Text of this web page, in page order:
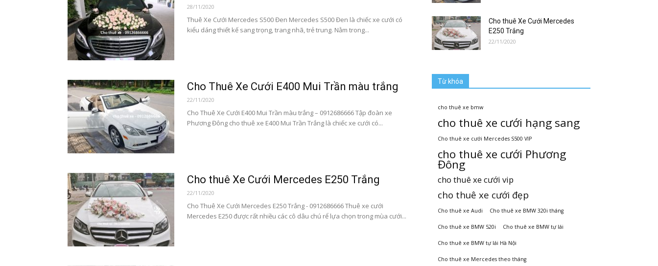
0912686666
28/11/2020
Thuê Xe Cưới Mercedes S500 Đen Mercedes S500 Đen là chiếc xe cưới có
kiểu dáng thiết kế sang trọng, trang nhã, trẻ trung. Nằm trong...
Cho Thuê Xe Cưới E400 Mui Trần màu trắng
22/11/2020
Cho Thuê Xe Cưới E400 Mui Trần màu trắng – 0912686666 Tập đoàn xe
Phương Đông cho thuê xe E400 Mui Trần Trắng là chiếc xe cưới có...
Cho thuê Xe Cưới Mercedes E250 Trắng
22/11/2020
Cho Thuê Xe Cưới Mercedes E250 Trắng - 0912686666 Thuê xe cưới
Mercedes E250 được rất nhiều các cô dâu chú rể lựa chọn trong mùa cưới...
Cho thuê Xe Cưới Mercedes
E250 Trắng
22/11/2020
Từ khóa
cho thuê xe bmw
cho thuê xe cưới hạng sang
Cho thuê xe cưới Mercedes S500 VIP
cho thuê xe cưới Phương
Đông
cho thuê xe cưới vip
cho thuê xe cưới đẹp
Cho thuê xe Audi Cho thuê xe BMW 320i tháng
Cho thuê xe BMW 520i Cho thuê xe BMW tự lái
Cho thuê xe BMW tự lái Hà Nội
Cho thuê xe Mercedes theo tháng